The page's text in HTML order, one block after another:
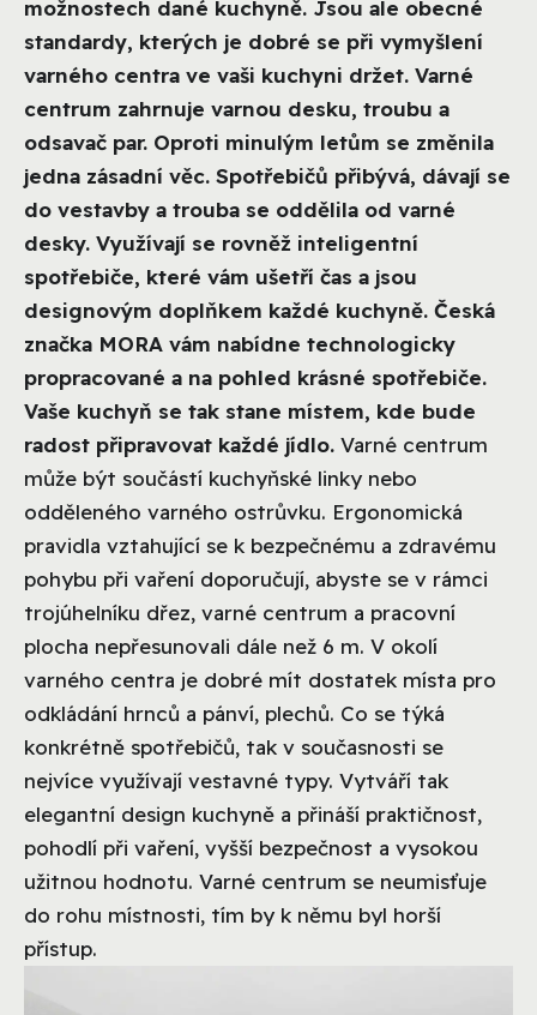
možnostech dané kuchyně. Jsou ale obecné
standardy, kterých je dobré se při vymyšlení
varného centra ve vaši kuchyni držet. Varné
centrum zahrnuje varnou desku, troubu a
odsavač par. Oproti minulým letům se změnila
jedna zásadní věc. Spotřebičů přibývá, dávají se
do vestavby a trouba se oddělila od varné
desky. Využívají se rovněž inteligentní
spotřebiče, které vám ušetří čas a jsou
designovým doplňkem každé kuchyně. Česká
značka MORA vám nabídne technologicky
propracované a na pohled krásné spotřebiče.
Vaše kuchyň se tak stane místem, kde bude
radost připravovat každé jídlo. Varné centrum
může být součástí kuchyňské linky nebo
odděleného varného ostrůvku. Ergonomická
pravidla vztahující se k bezpečnému a zdravému
pohybu při vaření doporučují, abyste se v rámci
trojúhelníku dřez, varné centrum a pracovní
plocha nepřesunovali dále než 6 m. V okolí
varného centra je dobré mít dostatek místa pro
odkládání hrnců a pánví, plechů. Co se týká
konkrétně spotřebičů, tak v současnosti se
nejvíce využívají vestavné typy. Vytváří tak
elegantní design kuchyně a přináší praktičnost,
pohodlí při vaření, vyšší bezpečnost a vysokou
užitnou hodnotu. Varné centrum se neumisťuje
do rohu místnosti, tím by k němu byl horší
přístup.